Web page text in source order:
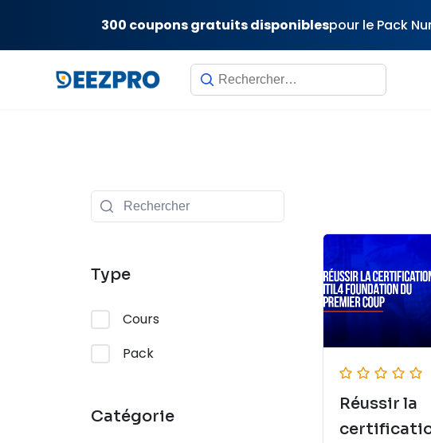
300 coupons gratuits disponiblespour le Pack
Type
Cours
Pack
Catégorie
Réussir la